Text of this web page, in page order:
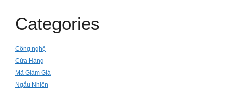
Categories
Công nghệ
Cửa Hàng
Mã Giảm Giá
Ngẫu Nhiên